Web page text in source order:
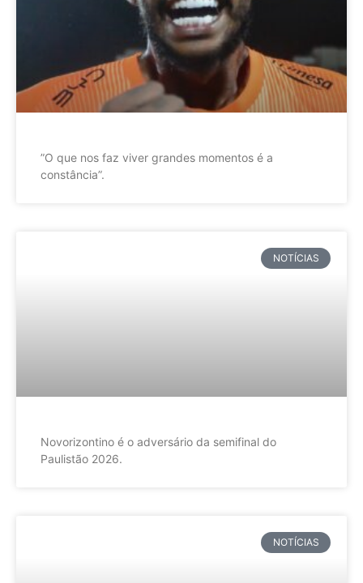
”O que nos faz viver grandes momentos é a
constância”.
NOTÍCIAS
Novorizontino é o adversário da semifinal do
Paulistão 2026.
NOTÍCIAS